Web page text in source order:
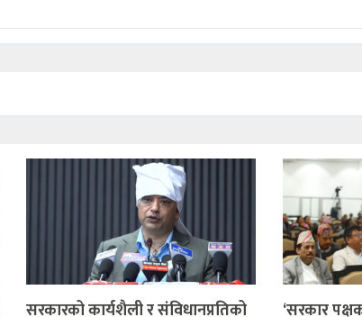
सरकारको कार्यशैली र संविधानप्रतिको ‘सरकार